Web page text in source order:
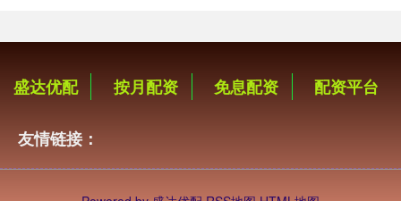
盛达优配 按月配资 免息配资 配资平台
友情链接：